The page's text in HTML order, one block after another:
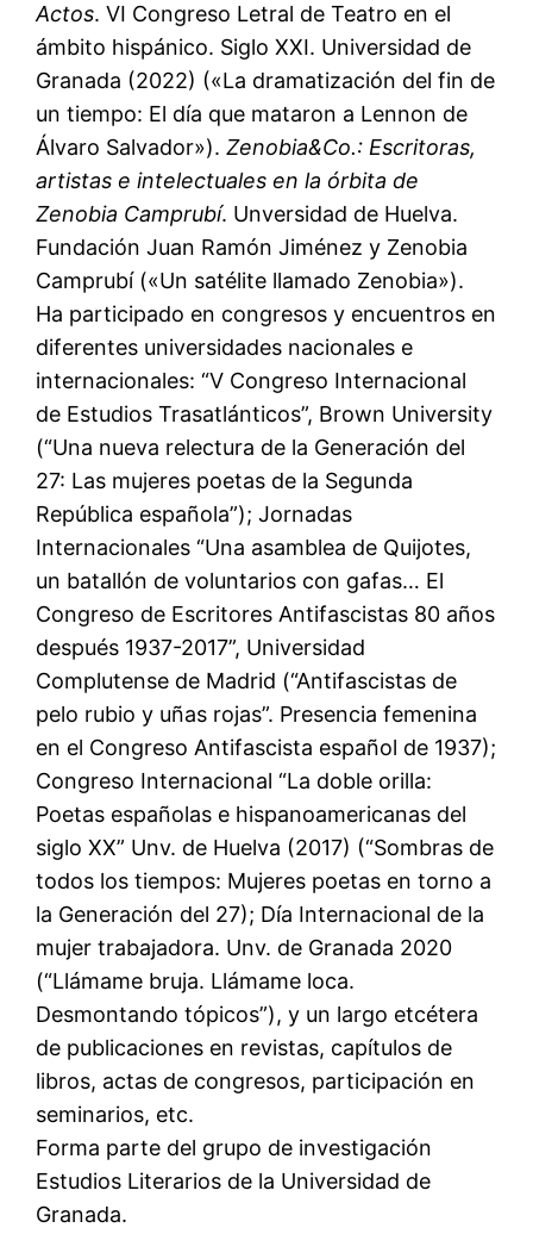
Actos. VI Congreso Letral de Teatro en el
ámbito hispánico. Siglo XXI. Universidad de
Granada (2022) («La dramatización del fin de
un tiempo: El día que mataron a Lennon de
Álvaro Salvador»).Zenobia&Co.: Escritoras,
artistas e intelectuales en la órbita de
Zenobia Camprubí. Unversidad de Huelva.
Fundación Juan Ramón Jiménez y Zenobia
Camprubí («Un satélite llamado Zenobia»).
Ha participado en congresos y encuentros en
diferentes universidades nacionales e
internacionales: “V Congreso Internacional
de Estudios Trasatlánticos”, Brown University
(“Una nueva relectura de la Generación del
27: Las mujeres poetas de la Segunda
República española”); Jornadas
Internacionales “Una asamblea de Quijotes,
un batallón de voluntarios con gafas… El
Congreso de Escritores Antifascistas 80 años
después 1937-2017”, Universidad
Complutense de Madrid (“Antifascistas de
pelo rubio y uñas rojas”. Presencia femenina
en el Congreso Antifascista español de 1937);
Congreso Internacional “La doble orilla:
Poetas españolas e hispanoamericanas del
siglo XX” Unv. de Huelva (2017) (“Sombras de
todos los tiempos: Mujeres poetas en torno a
la Generación del 27); Día Internacional de la
mujer trabajadora. Unv. de Granada 2020
(“Llámame bruja. Llámame loca.
Desmontando tópicos”), y un largo etcétera
de publicaciones en revistas, capítulos de
libros, actas de congresos, participación en
seminarios, etc.
Forma parte del grupo de investigación
Estudios Literarios de la Universidad de
Granada.